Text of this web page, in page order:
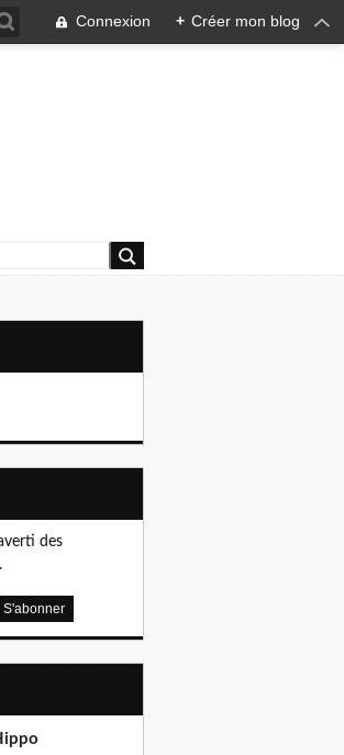
Connexion + Créer mon blog
des